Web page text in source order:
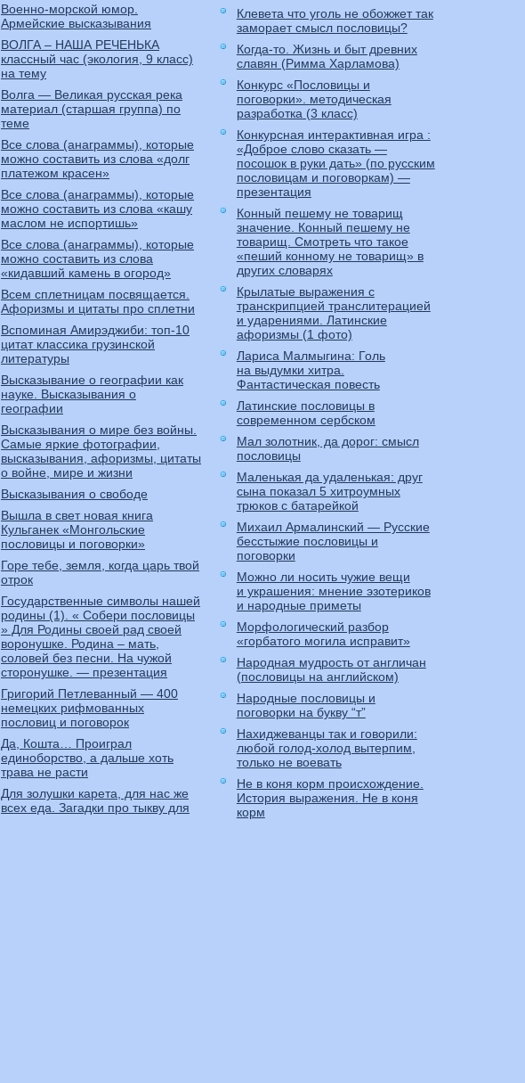
Военно-морской юмор.
Армейские высказывания
ВОЛГА – НАША РЕЧЕНЬКА
классный час (экология, 9 класс)
на тему
Волга — Великая русская река
материал (старшая группа) по
теме
Все слова (анаграммы), которые
можно составить из слова «долг
платежом красен»
Все слова (анаграммы), которые
можно составить из слова «кашу
маслом не испортишь»
Все слова (анаграммы), которые
можно составить из слова
«кидавший камень в огород»
Всем сплетницам посвящается.
Афоризмы и цитаты про сплетни
Вспоминая Амирэджиби: топ-10
цитат классика грузинской
литературы
Высказывание о географии как
науке. Высказывания о
географии
Высказывания о мире без войны.
Самые яркие фотографии,
высказывания, афоризмы, цитаты
о войне, мире и жизни
Высказывания о свободе
Вышла в свет новая книга
Кульганек «Монгольские
пословицы и поговорки»
Горе тебе, земля, когда царь твой
отрок
Государственные символы нашей
родины (1). « Собери пословицы
» Для Родины своей рад своей
воронушке. Родина – мать,
соловей без песни. На чужой
сторонушке. — презентация
Григорий Петлеванный — 400
немецких рифмованных
пословиц и поговорок
Да, Кошта… Проиграл
единоборство, а дальше хоть
трава не расти
Для золушки карета, для нас же
всех еда. Загадки про тыкву для
Клевета что уголь не обожжет так
заморает смысл пословицы?
Когда-то. Жизнь и быт древних
славян (Римма Харламова)
Конкурс «Пословицы и
поговорки». методическая
разработка (3 класс)
Конкурсная интерактивная игра :
«Доброе слово сказать —
посошок в руки дать» (по русским
пословицам и поговоркам) —
презентация
Конный пешему не товарищ
значение. Конный пешему не
товарищ. Смотреть что такое
«пеший конному не товарищ» в
других словарях
Крылатые выражения с
транскрипцией транслитерацией
и ударениями. Латинские
афоризмы (1 фото)
Лариса Малмыгина: Голь
на выдумки хитра.
Фантастическая повесть
Латинские пословицы в
современном сербском
Мал золотник, да дорог: смысл
пословицы
Маленькая да удаленькая: друг
сына показал 5 хитроумных
трюков с батарейкой
Михаил Армалинский — Русские
бесстыжие пословицы и
поговорки
Можно ли носить чужие вещи
и украшения: мнение эзотериков
и народные приметы
Морфологический разбор
«горбатого могила исправит»
Народная мудрость от англичан
(пословицы на английском)
Народные пословицы и
поговорки на букву “т”
Нахиджеванцы так и говорили:
любой голод-холод вытерпим,
только не воевать
Не в коня корм происхождение.
История выражения. Не в коня
корм